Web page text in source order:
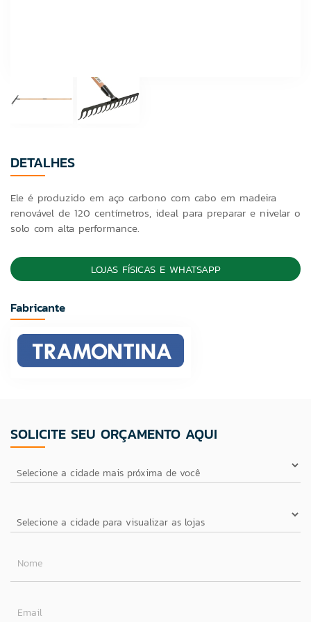
DETALHES
Ele é produzido em aço carbono com cabo em madeira
renovável de 120 centímetros, ideal para preparar e nivelar o
solo com alta performance.
LOJAS FÍSICAS E WHATSAPP
Fabricante
SOLICITE SEU ORÇAMENTO AQUI
Nome
Email